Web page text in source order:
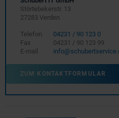
Störtebekerstr. 13
27283 Verden
Telefon
04231 / 90 123 0
Fax
04231 / 90 123 99
E-mail
ZUM KONTAKTFORMULAR